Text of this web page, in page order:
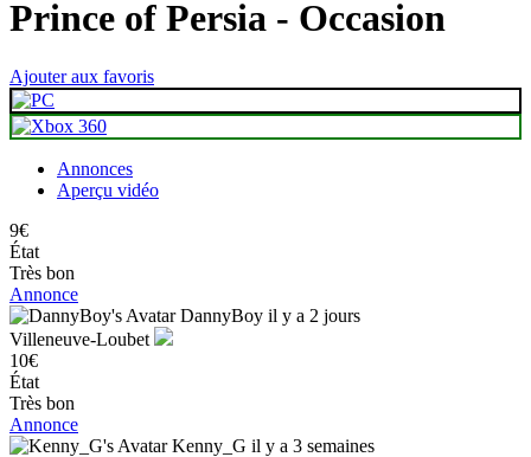
Prince of Persia - Occasion
Ajouter aux favoris
Annonces
Aperçu vidéo
9€
État
Très bon
Annonce
DannyBoy il y a 2 jours
Villeneuve-Loubet
10€
État
Très bon
Annonce
Kenny_G il y a 3 semaines